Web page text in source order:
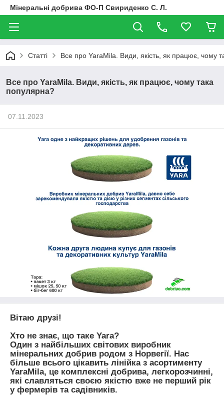
Мінеральні добрива ФО-П Свириденко С. Л.
Статті Все про YaraMila. Види, якість, як працює, чому
Все про YaraMila. Види, якість, як працює, чому така
популярна?
07.11.2023
Вітаю друзі!
Хто не знає, що таке Yara?
Один з найбільших світових виробник
мінеральних добрив родом з Норвегії. Нас
більше всього цікавить лінійка з асортименту
YaraMila, це комплексні добрива, легкорозчинні,
які славляться своєю якістю вже не перший рік
у фермерів та садівників.